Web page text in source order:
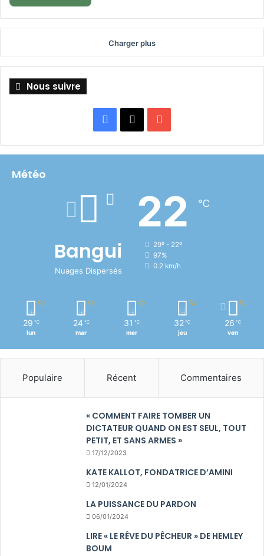
Charger plus
Nous suivre
Facebook
X
Météo
Bangui
Nuages Dispersés
22 ℃
29º - 22º
97%
0.2 km/h
29 ℃
lun
24 ℃
mar
31 ℃
mer
32 ℃
jeu
26 ℃
ven
Populaire Récent Commentaires
« COMMENT FAIRE TOMBER UN
DICTATEUR QUAND ON EST SEUL, TOUT
PETIT, ET SANS ARMES »
17/12/2023
KATE KALLOT, FONDATRICE D’AMINI
12/01/2024
LA PUISSANCE DU PARDON
06/01/2024
LIRE « LE RÊVE DU PÊCHEUR » DE HEMLEY
BOUM